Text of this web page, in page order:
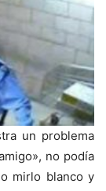
un problema
no podía
mirlo blanco y